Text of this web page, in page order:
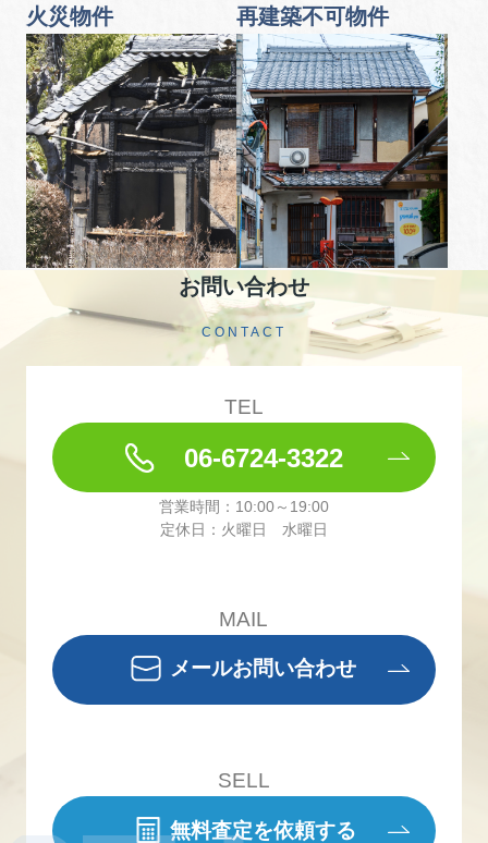
火災物件 再建築不可物件
お問い合わせ
CONTACT
TEL
06-6724-3322
営業時間：10:00～19:00
定休日：火曜日 水曜日
MAIL
メールお問い合わせ
SELL
無料査定を依頼する